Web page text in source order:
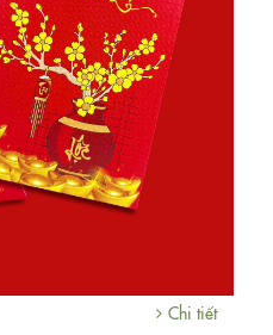
Chi tiết